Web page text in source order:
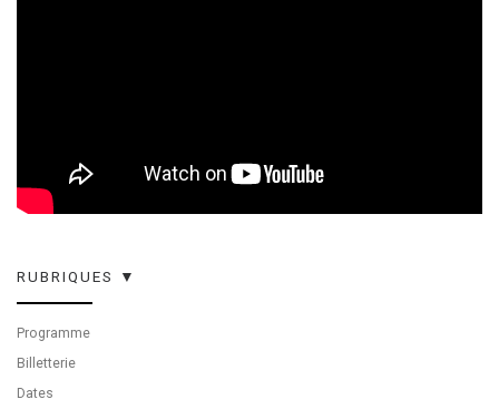
RUBRIQUES ▼
Programme
Billetterie
Dates